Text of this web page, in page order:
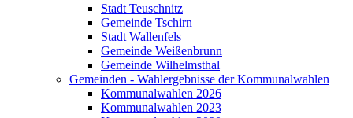
Stadt Teuschnitz
Gemeinde Tschirn
Stadt Wallenfels
Gemeinde Weißenbrunn
Gemeinde Wilhelmsthal
Gemeinden - Wahlergebnisse der Kommunalwahlen
Kommunalwahlen 2026
Kommunalwahlen 2023